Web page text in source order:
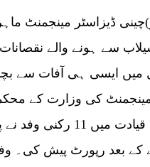
سے ہونے والے
ایسی ہی آفات سے
کی وزارت کے
کےشو شیان باو کی
کے بعد رپورٹ پیش کی۔